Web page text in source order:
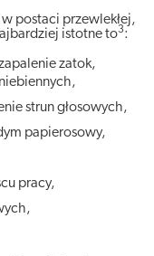
postaci przewlekłej,
istotne to3:
zatok,
strun głosowych,
papierosowy,
pracy,